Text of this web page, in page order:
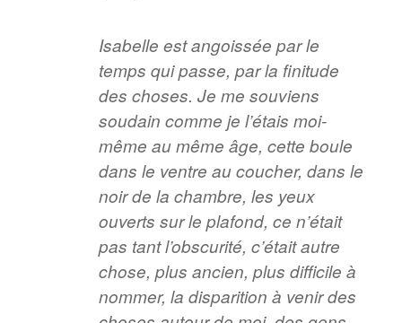
Isabelle est angoissée par le
temps qui passe, par la finitude
des choses. Je me souviens
soudain comme je l’étais moi-
même au même âge, cette boule
dans le ventre au coucher, dans le
noir de la chambre, les yeux
ouverts sur le plafond, ce n’était
pas tant l’obscurité, c’était autre
chose, plus ancien, plus difficile à
nommer, la disparition à venir des